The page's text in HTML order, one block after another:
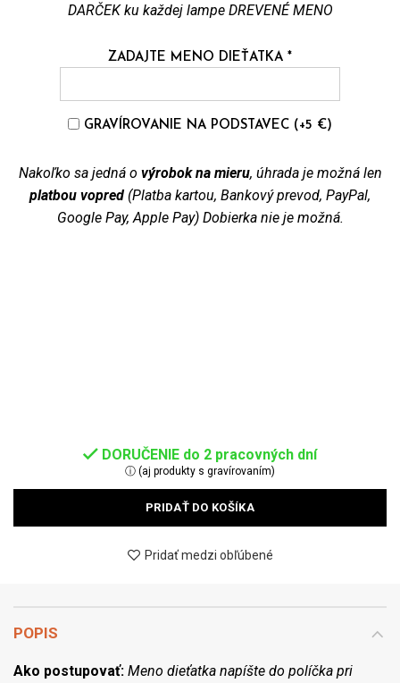
DARČEK ku každej lampe DREVENÉ MENO
ZADAJTE MENO DIEŤATKA *
GRAVÍROVANIE NA PODSTAVEC (+5 €)
Nakoľko sa jedná o výrobok na mieru, úhrada je možná len
platbou vopred (Platba kartou, Bankový prevod, PayPal,
Google Pay, Apple Pay) Dobierka nie je možná.
35,90 €.32,90
DORUČENIE do 2 pracovných dní
ⓘ (aj produkty s gravírovaním)
PRIDAŤ DO KOŠÍKA
Pridať medzi obľúbené
POPIS
Ako postupovať: Meno dieťatka napíšte do políčka pri